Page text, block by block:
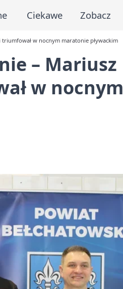
Ciekawe Zobacz
w nocnym maratonie pływackim
– Mariusz
w nocnym